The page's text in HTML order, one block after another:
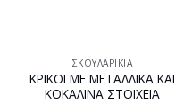
ΣΚΟΥΛΑΡΊΚΙΑ
ΚΡΙΚΟΙ ΜΕ ΜΕΤΑΛΛΙΚΑ ΚΑΙ
ΚΟΚΑΛΙΝΑ ΣΤΟΙΧΕΙΑ